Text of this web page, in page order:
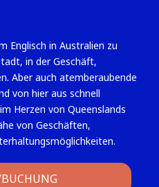
Englisch in Australien zu
in der Geschäft,
Aber auch atemberaubende
von hier aus schnell
Herzen von Queenslands
von Geschäften,